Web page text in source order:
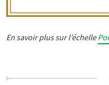
En savoir plus sur l’échelle